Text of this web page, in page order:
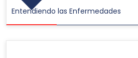
Entendiendo las Enfermedades